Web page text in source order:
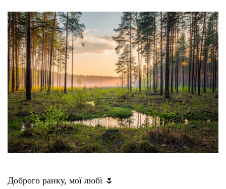
Доброго ранку, мої любі 🌷